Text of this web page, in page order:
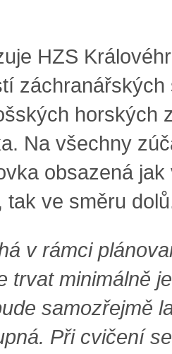
HZS
záchranářských
horských
Na všechny
obsazená
tak ve směru
v rámci
trvat minimálně
samozřejmě
Při cvičení